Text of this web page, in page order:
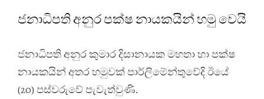
ජනාධිපති අනුර පක්ෂ නායකයින් හමු වෙයි
ජනාධිපති අනුර කුමාර දිසානායක මහතා හා පක්ෂ
නායකයින් අතර හමුවක් පාර්ලිමේන්තුවේදි ඊයේ
(20) පස්වරුවේ පැවැත්වුණි.